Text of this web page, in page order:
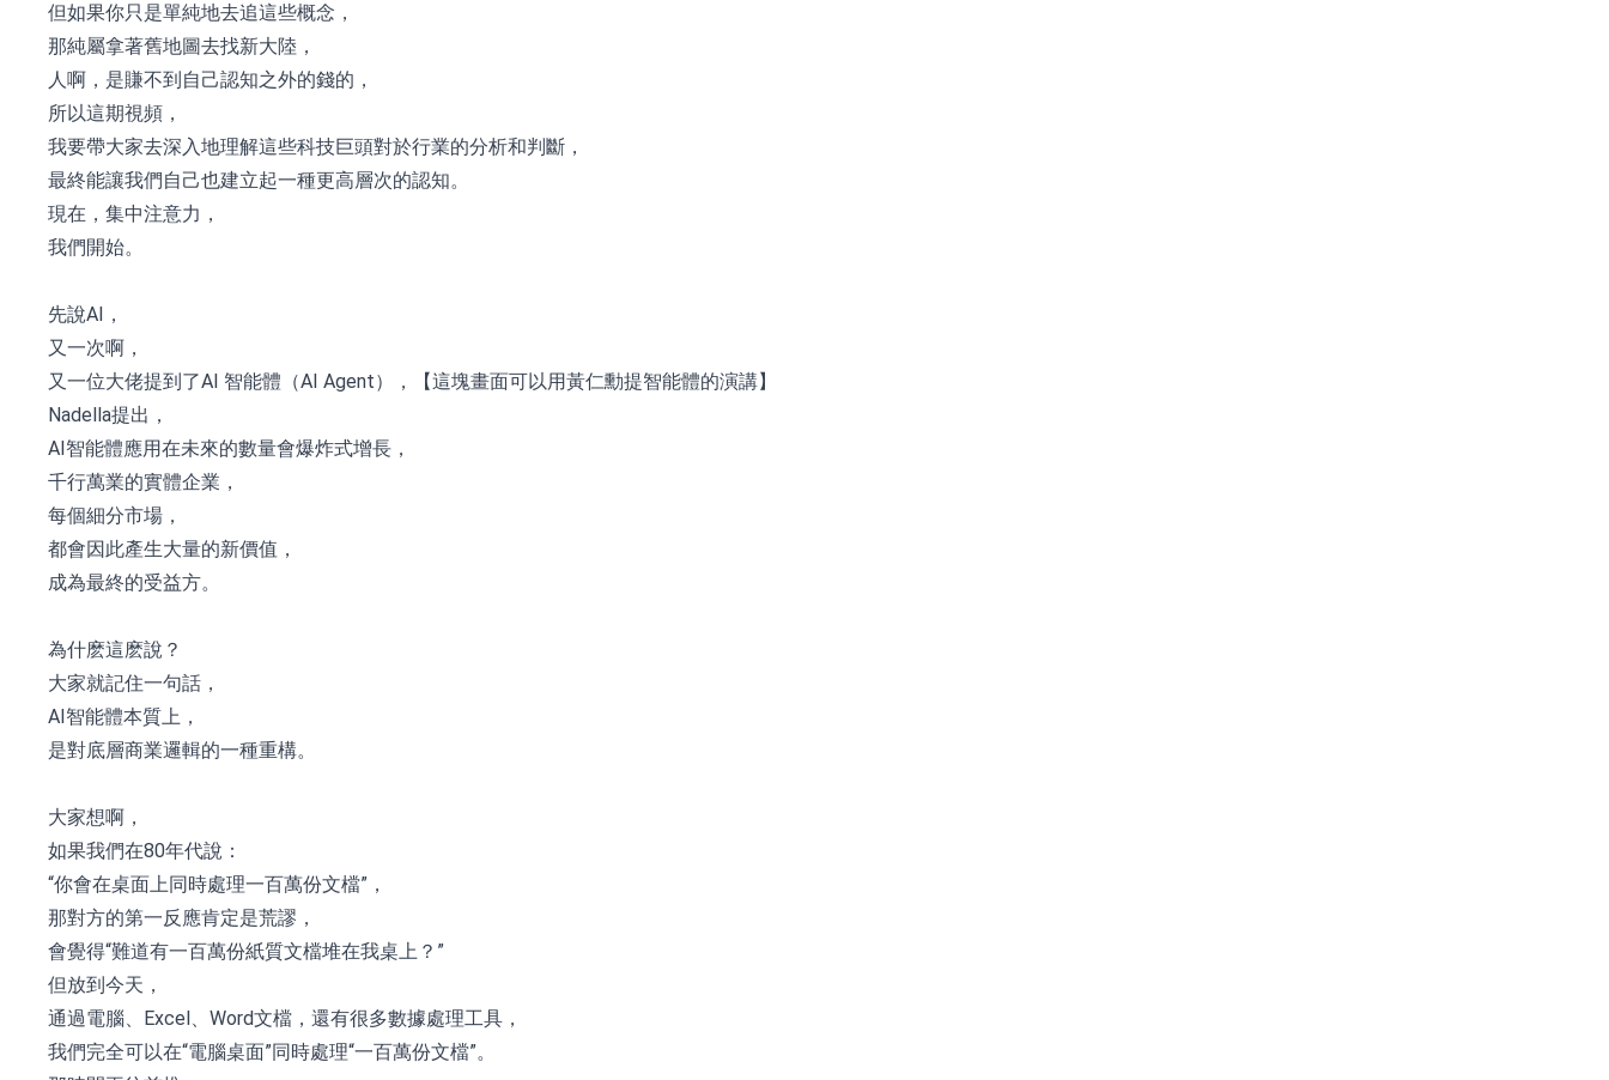
但如果你只是單純地去追這些概念，
那純屬拿著舊地圖去找新大陸，
人啊，是賺不到自己認知之外的錢的，
所以這期視頻，
我要帶大家去深入地理解這些科技巨頭對於行業的分析和判斷，
最終能讓我們自己也建立起一種更高層次的認知。
現在，集中注意力，
我們開始。
先說AI，
又一次啊，
又一位大佬提到了AI 智能體（AI Agent），【這塊畫面可以用黃仁勳提智能體的演講】
Nadella提出，
AI智能體應用在未來的數量會爆炸式增長，
千行萬業的實體企業，
每個細分市場，
都會因此產生大量的新價值，
成為最終的受益方。
為什麽這麽說？
大家就記住一句話，
AI智能體本質上，
是對底層商業邏輯的一種重構。
大家想啊，
如果我們在80年代說：
“你會在桌面上同時處理一百萬份文檔”，
那對方的第一反應肯定是荒謬，
會覺得“難道有一百萬份紙質文檔堆在我桌上？”
但放到今天，
通過電腦、Excel、Word文檔，還有很多數據處理工具，
我們完全可以在“電腦桌面”同時處理“一百萬份文檔”。